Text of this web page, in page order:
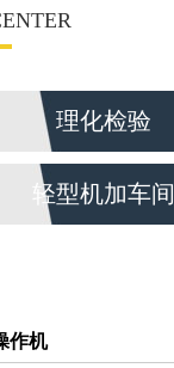
理化检验
轻型机加车间
作机